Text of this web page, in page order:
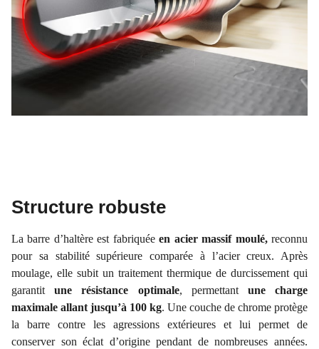
Structure robuste
La barre d’haltère est fabriquéeen acier massif moulé,reconnu
pour sa stabilité supérieure comparée à l’acier creux. Après
moulage, elle subit un traitement thermique de durcissement qui
garantitune résistance optimale, permettant une charge
maximale allant jusqu’à 100 kg. Une couche de chrome protège
la barre contre les agressions extérieures et lui permet de
conserver son éclat d’origine pendant de nombreuses années.